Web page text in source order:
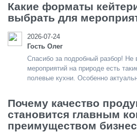
Какие форматы
выбрать для
2026-07-24
Гость Олег
Спасибо за подробный разбор! Не
мероприятий на природе есть
полевые кухни. Особенно
Почему качество
становится главным
преимуществом